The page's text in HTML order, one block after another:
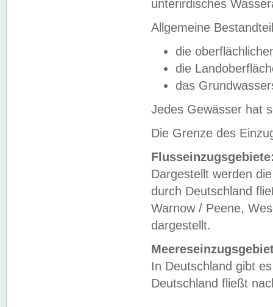
unterirdisches
Allgemeine
die
die
das
Jedes Gewässer hat
Die Grenze des
Dargestellt werden
durch Deutschland
Warnow / Peene,
dargestellt.
In Deutschland gibt
Deutschland fließt